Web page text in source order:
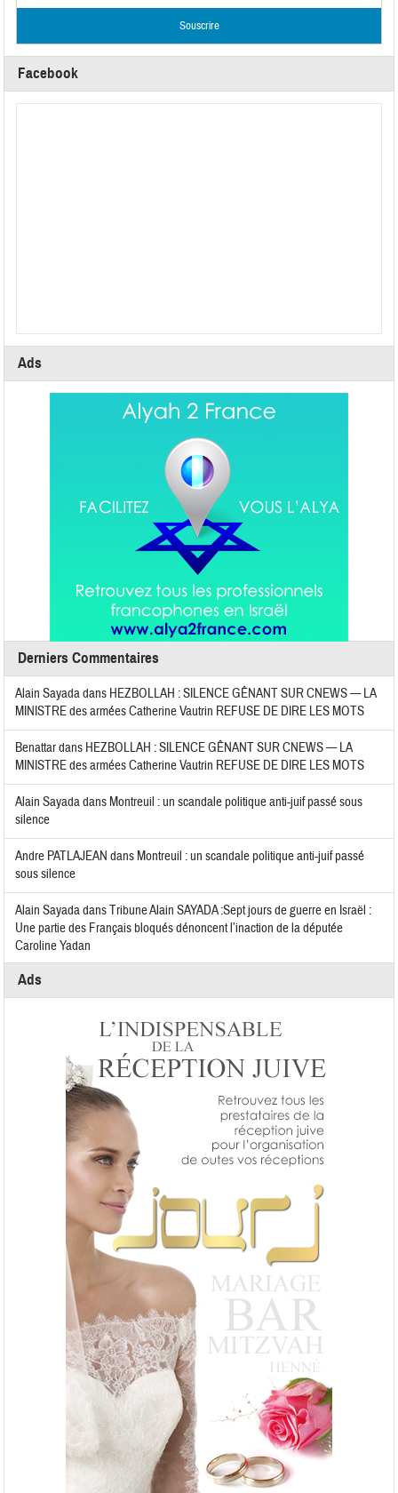
Facebook
Ads
Derniers Commentaires
Alain Sayadadans HEZBOLLAH : SILENCE GÊNANT SUR CNEWS — LA
MINISTRE des armées Catherine Vautrin REFUSE DE DIRE LES MOTS
Benattardans HEZBOLLAH : SILENCE GÊNANT SUR CNEWS — LA
MINISTRE des armées Catherine Vautrin REFUSE DE DIRE LES MOTS
Alain Sayadadans Montreuil : un scandale politique anti-juif passé sous
silence
Andre PATLAJEAN dans Montreuil : un scandale politique anti-juif passé
sous silence
Alain SayadadansTribune Alain SAYADA :Sept jours de guerre en Israël :
Une partie des Français bloqués dénoncent l’inaction de la députée
Caroline Yadan
Ads